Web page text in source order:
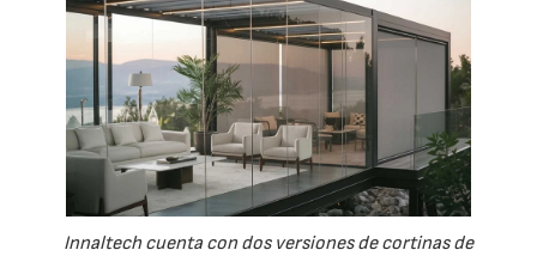
Innaltech cuenta con dos versiones de cortinas de